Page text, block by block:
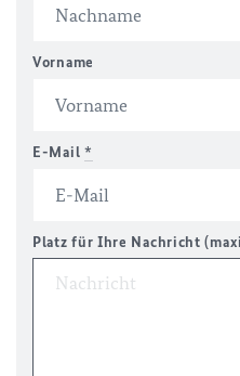
Vorname
E-Mail *
Platz für Ihre Nachricht